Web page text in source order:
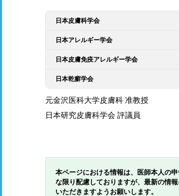
日本皮膚科学会
日本アレルギー学会
日本皮膚免疫アレルギー学会
日本乾癬学会
元金沢医科大学皮膚科 准教授
日本研究皮膚科学会 評議員
本ページにおける情報は、医師本人の
な限り配慮しておりますが、最新の情
いただきますようお願いします。